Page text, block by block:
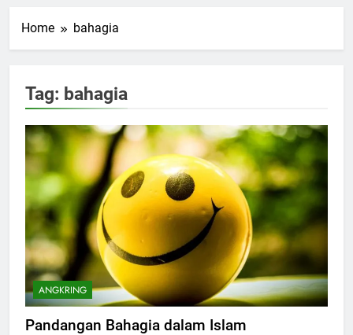
Home bahagia
Tag: bahagia
ANGKRING
Pandangan Bahagia dalam Islam